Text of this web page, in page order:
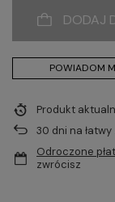
DODAJ
POWIADOM
Produkt
30 dni na
Odroczone
zwrócisz